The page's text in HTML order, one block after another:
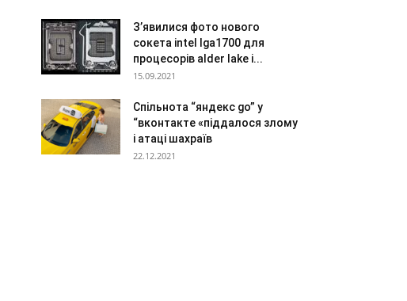
З’явилися фото нового
сокета intel lga1700 для
процесорів alder lake і...
15.09.2021
Спільнота “яндекс go” у
“вконтакте «піддалося злому
і атаці шахраїв
22.12.2021